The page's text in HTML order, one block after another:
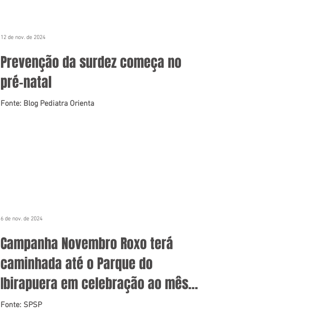
Prevenção da surdez começa no
pré-natal
Fonte: Blog Pediatra Orienta
12 de nov. de 2024
Campanha Novembro Roxo terá
caminhada até o Parque do
Ibirapuera em celebração ao mês
da prematuridade
Fonte: SPSP
6 de nov. de 2024